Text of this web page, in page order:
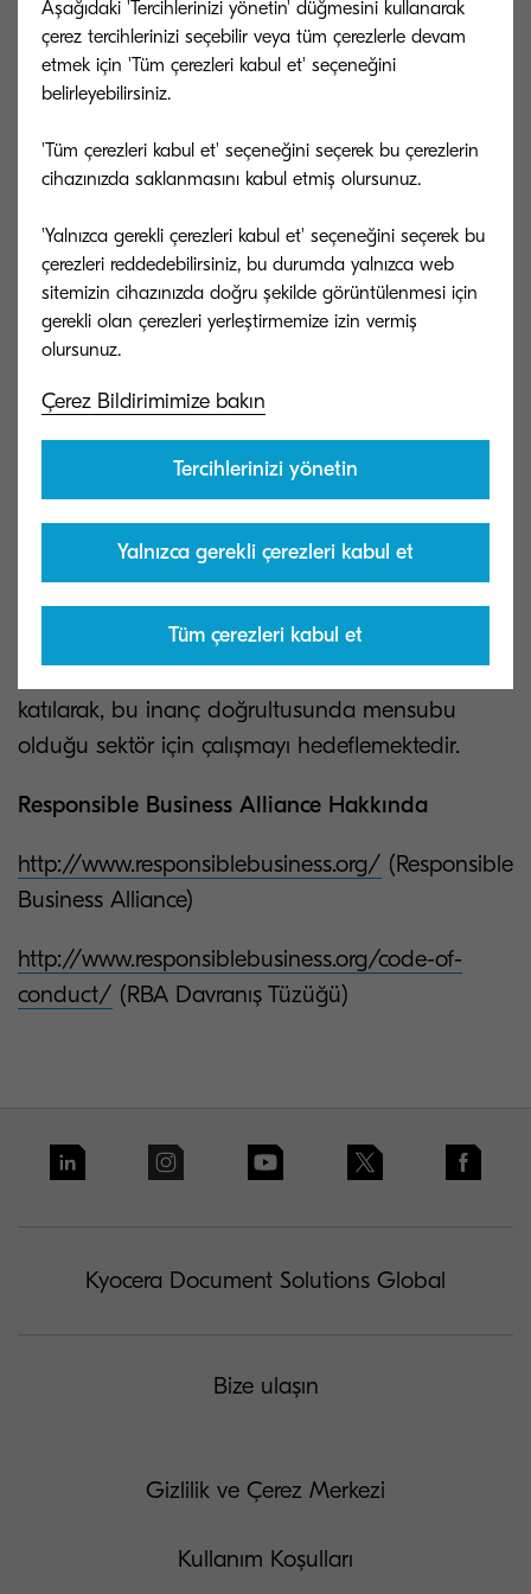
edinmiştir.
Bu oluşumun kendine ait bir tüzüğü de (RBA
tarafından titizlikle uygulanan bu tüzük, çalışma
ve etik bir çalışma ortamına sahip olmasını
hedefler. Bu işleviyle, “İnsan olarak yapılması
gereken doğru şey nedir?” kriterine dayanan
Kyocera Felsefesi’yle örtüşür.
Kyocera Document Solutions, kendi faaliyetlerinde
ilgili tüzüğü benimseyerek uygular. Bu tüzük
kapsamında KSS Tedarik Kılavuzu’nu oluşturan
şirket, tüm tedarikçilerinin bu klavuz rehberliğinde
çalışmasını teşvik eder.
Kyocera Document Solutions, sürdürülebilir
yönetim için paydaşlarıyla karşıklı güven inşa
etmenin önemine inanmaktadır. RBA oluşumuna
katılarak, bu inanç doğrultusunda mensubu
olduğu sektör için çalışmayı hedeflemektedir.
Responsible Business Alliance Hakkında
http://www.responsiblebusiness.org/ (Responsible
Business Alliance)
http://www.responsiblebusiness.org/code-of-
conduct/ (RBA Davranış Tüzüğü)
Kyocera Document Solutions Global
Bize ulaşın
Gizlilik ve Çerez Merkezi
Kullanım Koşulları
Aşağıdaki 'Tercihlerinizi yönetin' düğmesini kullanarak
çerez tercihlerinizi seçebilir veya tüm çerezlerle devam
etmek için 'Tüm çerezleri kabul et' seçeneğini
belirleyebilirsiniz.
'Tüm çerezleri kabul et' seçeneğini seçerek bu çerezlerin
cihazınızda saklanmasını kabul etmiş olursunuz.
'Yalnızca gerekli çerezleri kabul et' seçeneğini seçerek bu
çerezleri reddedebilirsiniz, bu durumda yalnızca web
sitemizin cihazınızda doğru şekilde görüntülenmesi için
gerekli olan çerezleri yerleştirmemize izin vermiş
Çerez Bildirimimize bakın
Tercihlerinizi yönetin
Yalnızca gerekli çerezleri kabul et
Tüm çerezleri kabul et